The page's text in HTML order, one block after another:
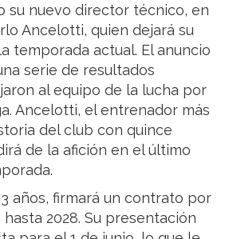
su nuevo director técnico, en
Ancelotti, quien dejará su
temporada actual. El anuncio
serie de resultados
al equipo de la lucha por
Ancelotti, el entrenador más
del club con quince
de la afición en el último
años, firmará un contrato por
2028. Su presentación